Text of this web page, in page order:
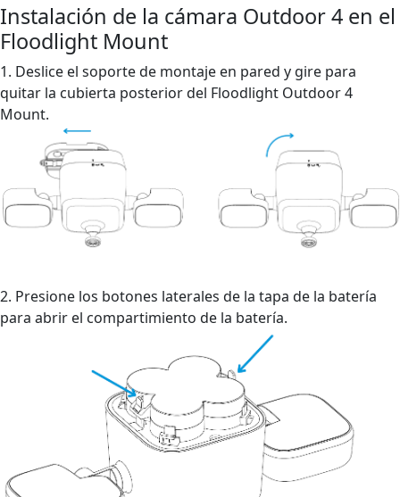
Instalación de la cámara Outdoor 4 en el
Floodlight Mount
1. Deslice el soporte de montaje en pared y gire para
quitar la cubierta posterior del Floodlight Outdoor 4
Mount.
2. Presione los botones laterales de la tapa de la batería
para abrir el compartimiento de la batería.